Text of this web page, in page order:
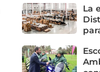
La